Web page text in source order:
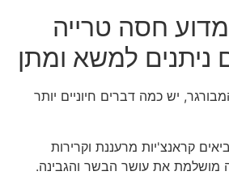
מדוע חסה טרייה
ניתנים למשא ומתן
יש כמה דברים חיוניים יותר
קראנצ'יות מרעננת וקרירות
מושלמת את עושר הבשר והגבינה.